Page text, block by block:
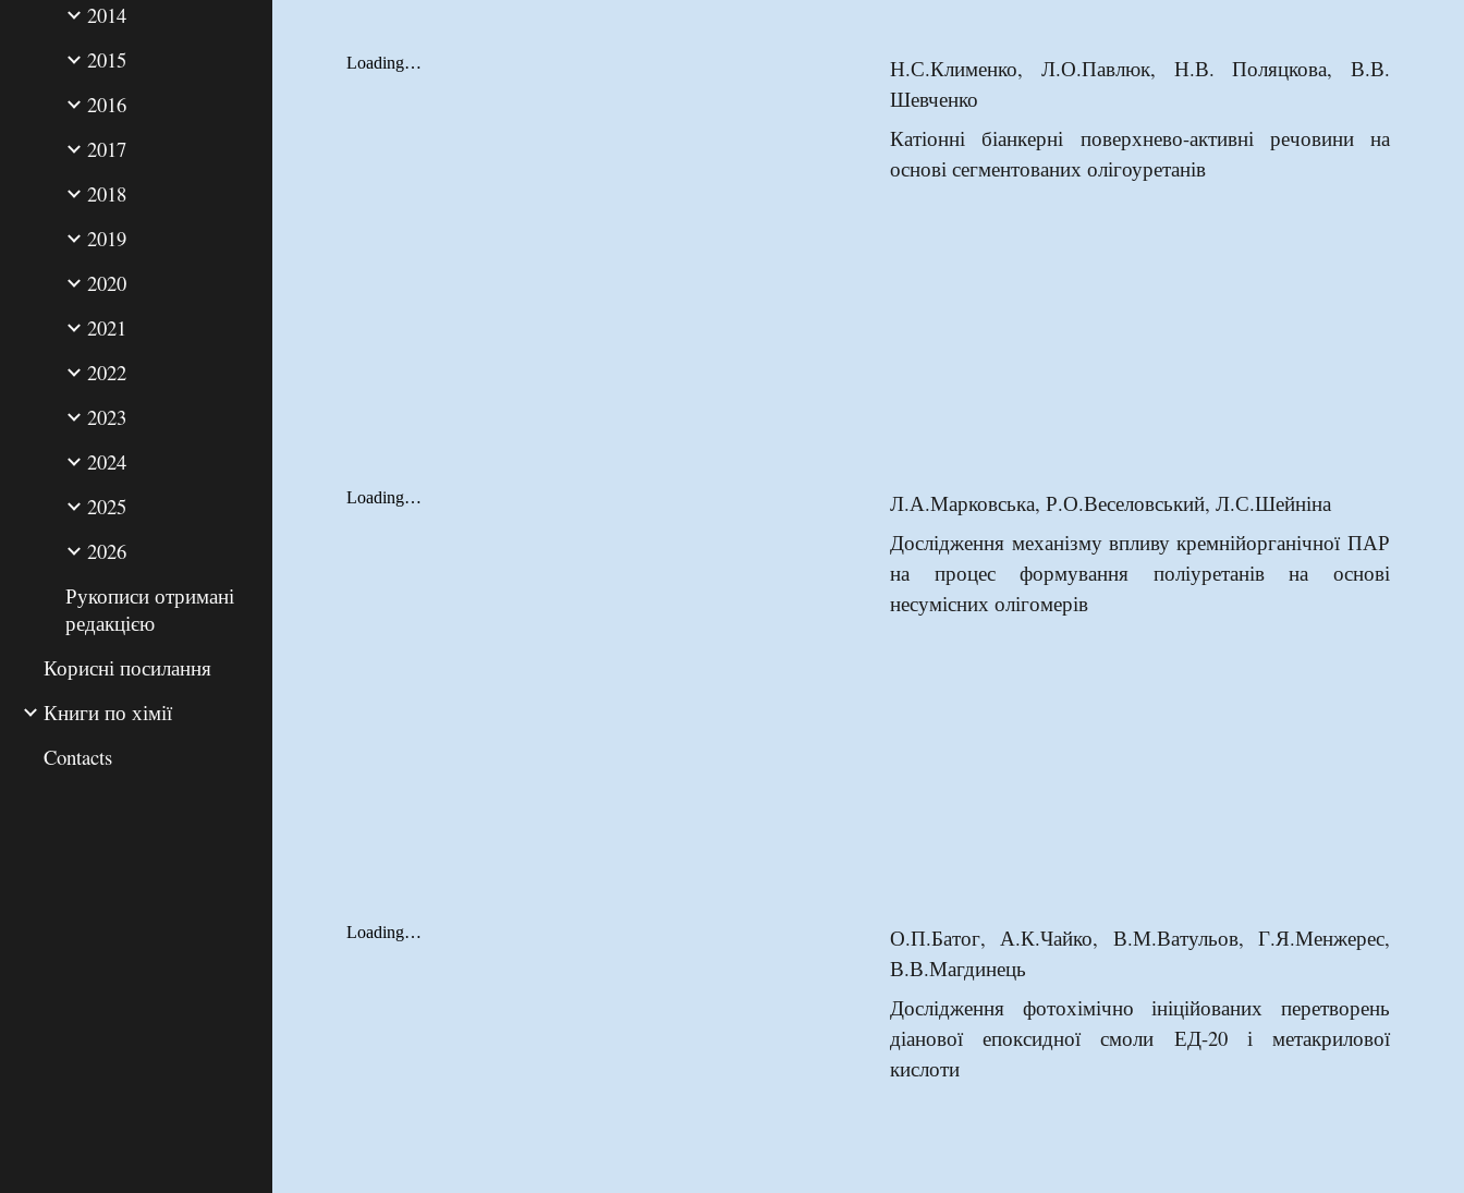
2014
2015
2016
2017
2018
2019
2020
2021
2022
2023
2024
2025
2026
Рукописи отримані
редакцією
Корисні посилання
Книги по хімії
Contacts
Н.С.Клименко, Л.О.Павлюк, Н.В. Поляцкова, В.В.
Шевченко
Катіонні біанкерні поверхнево-активні речовини на
основі сегментованих олігоуретанів
Л.А.Марковська, Р.О.Веселовський, Л.С.Шейніна
Дослідження механізму впливу кремнійорганічної ПАР
на процес формування поліуретанів на основі
несумісних олігомерів
О.П.Батог, А.К.Чайко, В.М.Ватульов, Г.Я.Менжерес,
В.В.Магдинець
Дослідження фотохімічно ініційованих перетворень
діанової епоксидної смоли ЕД-20
і метакрилової
кислоти